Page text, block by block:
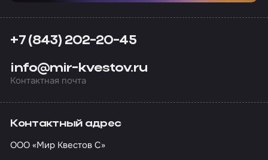
+7 (843) 202-20-45
info@mir-kvestov.ru
Контактная почта
Контактный адрес
ООО «Мир Квестов С»